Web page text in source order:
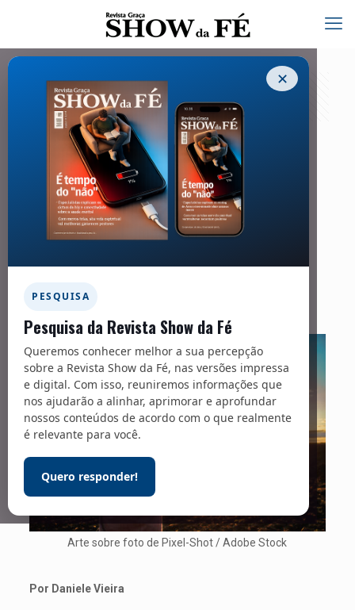
✕
PESQUISA
Pesquisa da Revista Show da Fé
Queremos conhecer melhor a sua percepção
sobre a Revista Show da Fé, nas versões impressa
e digital. Com isso, reuniremos informações que
nos ajudarão a alinhar, aprimorar e aprofundar
nossos conteúdos de acordo com o que realmente
é relevante para você.
Quero responder!
Em meio às adversidades, o cristão
desfruta de paz quando fortalece a fé
por meio da Palavra
15/01/2025
Facebook Twitter
Messenger
Arte sobre foto de Pixel-Shot / Adobe Stock
Por Daniele Vieira